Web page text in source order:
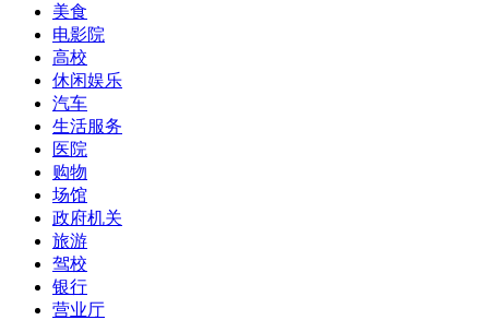
美食
电影院
高校
休闲娱乐
汽车
生活服务
医院
购物
场馆
政府机关
旅游
驾校
银行
营业厅